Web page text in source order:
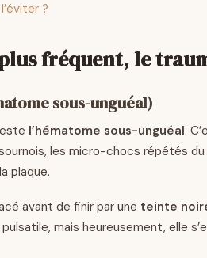
?
fréquent, le
sous-unguéal)
l’hématome sous-unguéal.
les micro-chocs répétés du
plaque.
avant de finir par une teinte
mais heureusement, elle